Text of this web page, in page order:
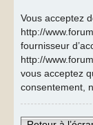
Vous acceptez
http://
fournisseur
http://
vous acceptez
consentement,